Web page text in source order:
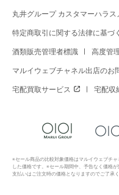
丸井グループ カスタマーハラ
特定商取引に関する法律に基づ
酒類販売管理者標識 高度管
マルイウェブチャネル出店のお
宅配買取サービス 宅配収
※セール商品の比較対象価格はマルイウェブチ
した価格です。※セール期間中、予告なく価格
支払いはご注文時の価格となりますのでご了承く